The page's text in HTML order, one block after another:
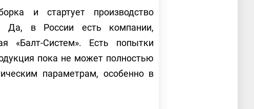
и стартует производство
Да, в России есть компании,
«Балт-Систем». Есть попытки
пока не может полностью
параметрам, особенно в